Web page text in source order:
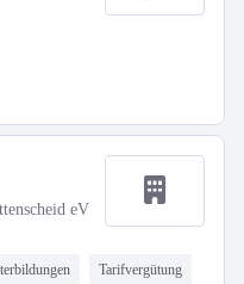
eV
Tarifvergütung